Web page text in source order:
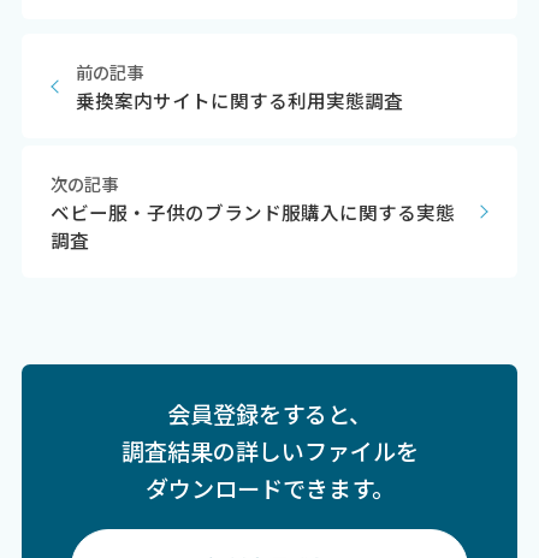
前の記事
乗換案内サイトに関する利用実態調査
次の記事
ベビー服・子供のブランド服購入に関する実態
調査
会員登録をすると、
調査結果の詳しいファイルを
ダウンロードできます。